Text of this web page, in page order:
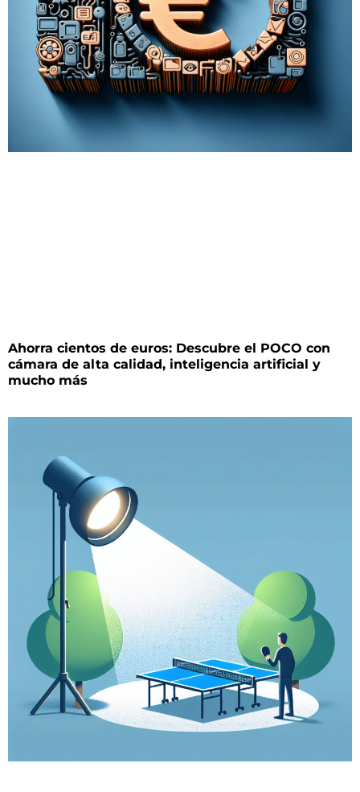
Ahorra cientos de euros: Descubre el POCO con
cámara de alta calidad, inteligencia artificial y
mucho más